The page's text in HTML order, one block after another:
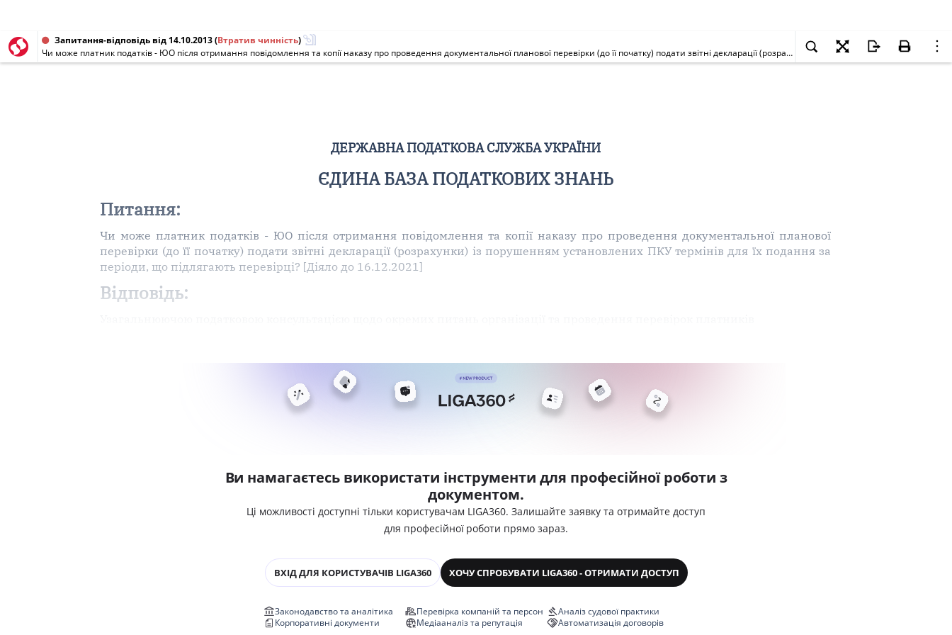
Запитання-відповідь від 14.10.2013(Втратив чинність)
Чи може платник податків - ЮО після отримання повідомлення та копії наказу про проведення документальної планової перевірки (до її початку) подати звітні декларації (розрахунки) із порушенням установлених ПКУ термінів для їх подання за періоди, що підлягають перевірці? [Діяло до 16.12.2021]
ДЕРЖАВНА ПОДАТКОВА СЛУЖБА УКРАЇНИ
ЄДИНА БАЗА ПОДАТКОВИХ ЗНАНЬ
Питання:
Чи може платник податків - ЮО після отримання повідомлення та копії наказу про проведення документальної планової
перевірки (до її початку) подати звітні декларації (розрахунки) із порушенням установлених ПКУ термінів для їх подання за
періоди, що підлягають перевірці? [Діяло до 16.12.2021]
Відповідь:
Ви намагаєтесь використати інструменти для професійної роботи з
документом.
Ці можливості доступні тільки користувачам LIGA360. Залишайте заявку та отримайте доступ
для професійної роботи прямо зараз.
ВХІД ДЛЯ КОРИСТУВАЧІВ LIGA360 ХОЧУ СПРОБУВАТИ LIGA360 - ОТРИМАТИ ДОСТУП
Законодавство та аналітика
Корпоративні документи
Перевірка компаній та персон
Медіааналіз та репутація
Аналіз судової практики
Автоматизація договорів